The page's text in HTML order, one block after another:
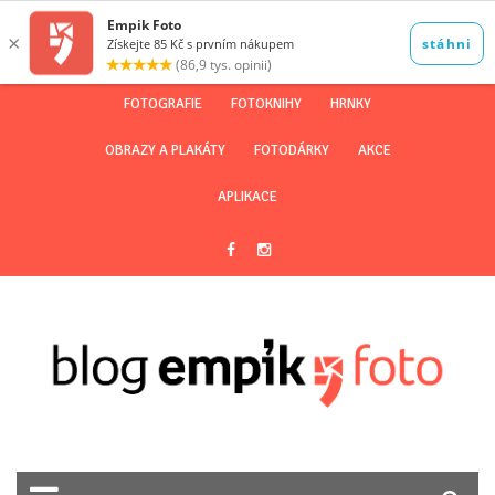
FOTOGRAFIE FOTOKNIHY HRNKY
OBRAZY A PLAKÁTY FOTODÁRKY AKCE
APLIKACE